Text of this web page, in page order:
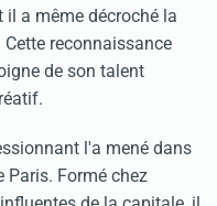
a même décroché la
reconnaissance
de son talent
l'a mené dans
Paris. Formé chez